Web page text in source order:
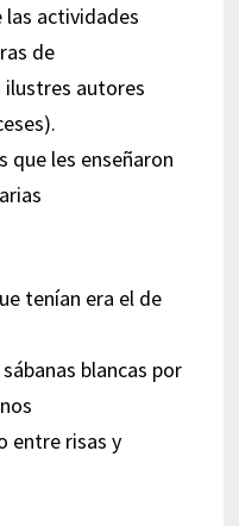
actividades
de
ilustres autores
que les enseñaron
tenían era el de
blancas por
entre risas y